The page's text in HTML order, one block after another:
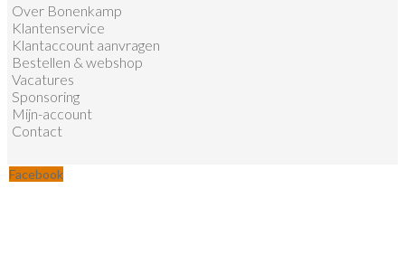
Over Bonenkamp
Klantenservice
Klantaccount aanvragen
Bestellen & webshop
Vacatures
Sponsoring
Mijn-account
Contact
Facebook